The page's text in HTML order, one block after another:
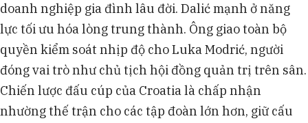
doanh nghiệp gia đình lâu đời. Dalić mạnh ở năng
lực tối ưu hóa lòng trung thành. Ông giao toàn bộ
quyền kiểm soát nhịp độ cho Luka Modrić, người
đóng vai trò như chủ tịch hội đồng quản trị trên sân.
Chiến lược đấu cúp của Croatia là chấp nhận
nhường thế trận cho các tập đoàn lớn hơn, giữ cấu